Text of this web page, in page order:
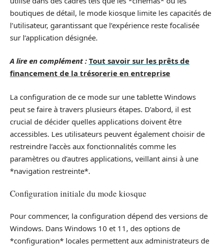
boutiques de détail, le mode kiosque limite les capacités de
l’utilisateur, garantissant que l’expérience reste focalisée
sur l’application désignée.
A lire en complément : Tout savoir sur les prêts de
financement de la trésorerie en entreprise
La configuration de ce mode sur une tablette Windows
peut se faire à travers plusieurs étapes. D’abord, il est
crucial de décider quelles applications doivent être
accessibles. Les utilisateurs peuvent également choisir de
restreindre l’accès aux fonctionnalités comme les
paramètres ou d’autres applications, veillant ainsi à une
*navigation restreinte*.
Configuration initiale du mode kiosque
Pour commencer, la configuration dépend des versions de
Windows. Dans Windows 10 et 11, des options de
*configuration* locales permettent aux administrateurs de